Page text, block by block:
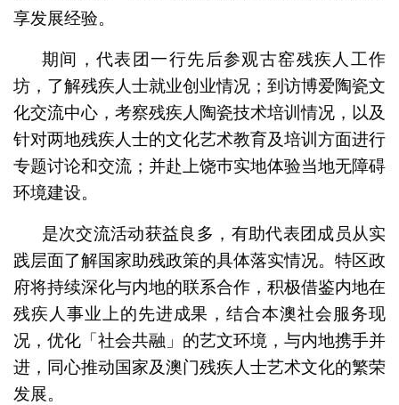
享发展经验。
期间，代表团一行先后参观古窑残疾人工作
坊，了解残疾人士就业创业情况；到访博爱陶瓷文
化交流中心，考察残疾人陶瓷技术培训情况，以及
针对两地残疾人士的文化艺术教育及培训方面进行
专题讨论和交流；并赴上饶巿实地体验当地无障碍
环境建设。
是次交流活动获益良多，有助代表团成员从实
践层面了解国家助残政策的具体落实情况。特区政
府将持续深化与内地的联系合作，积极借鉴内地在
残疾人事业上的先进成果，结合本澳社会服务现
况，优化「社会共融」的艺文环境，与内地携手并
进，同心推动国家及澳门残疾人士艺术文化的繁荣
发展。